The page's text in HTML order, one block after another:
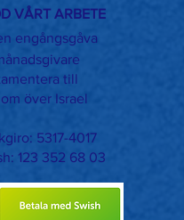
VÅRT ARBETE
engångsgåva
till
över Israel
5317-4017
123 352 68 03